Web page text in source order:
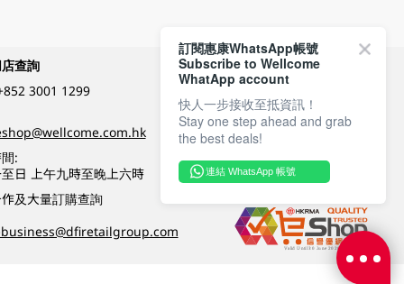
查詢
3001 1299
:
日 上午九時至晚上六時
及大量訂購查詢
付款方式
關注我們
訂閱惠康WhatsApp帳號
Subscribe to Wellcome
WhatApp account
快人一步接收至抵資訊！
Stay one step ahead and grab
the best deals!
連結 WhatsApp 帳號